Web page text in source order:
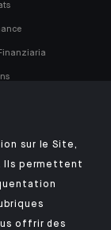
sur le Site,
Ils permettent
offrir des